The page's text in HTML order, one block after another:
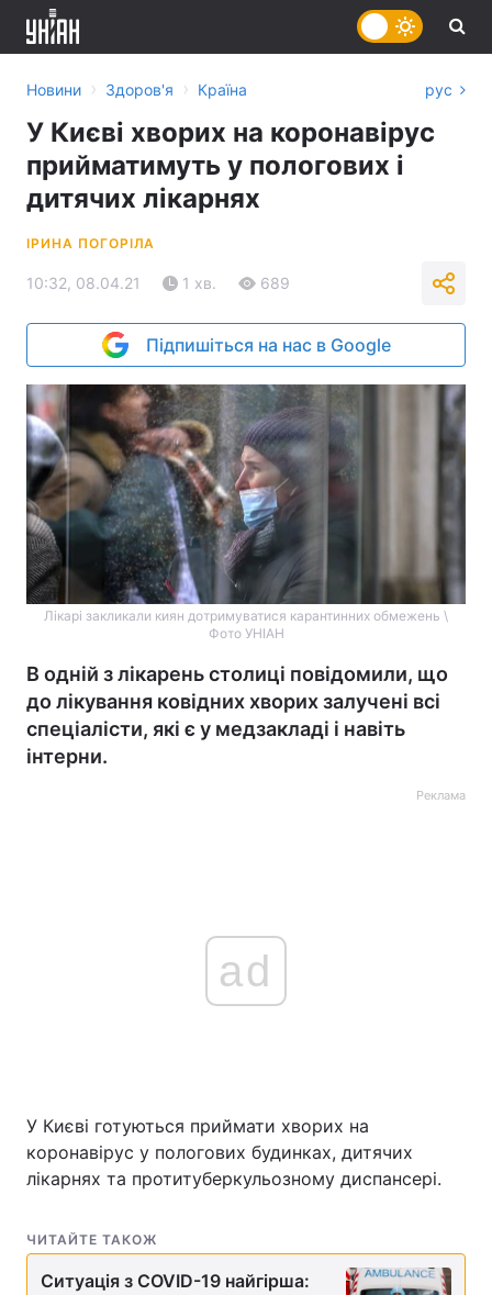
Україна Політика
Економіка Світ
Техно і зв'язок Лайт
Новини › Здоров'я › Країна рус
У Києві хворих на коронавірус
прийматимуть у пологових і
дитячих лікарнях
ІРИНА ПОГОРІЛА
10:32, 08.04.21 1 хв. 689
Підпишіться на нас в Google
Лікарі закликали киян дотримуватися карантинних обмежень \
Фото УНІАН
В одній з лікарень столиці повідомили, що
до лікування ковідних хворих залучені всі
спеціалісти, які є у медзакладі і навіть
інтерни.
Реклама
ad
У Києві готуються приймати хворих на
коронавірус у пологових будинках, дитячих
лікарнях та протитуберкульозному диспансері.
ЧИТАЙТЕ ТАКОЖ
Ситуація з COVID-19 найгірша: